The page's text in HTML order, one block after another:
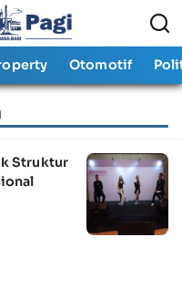
Otomotif
Struktur